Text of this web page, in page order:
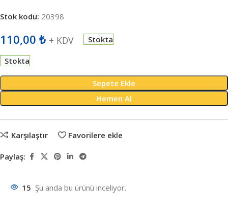
Stok kodu: 20398
110,00 ₺ + KDV Stokta
Stokta
Sepete Ekle
Hemen Al
Karşılaştır Favorilere ekle
Paylaş:
15 Şu anda bu ürünü inceliyor.